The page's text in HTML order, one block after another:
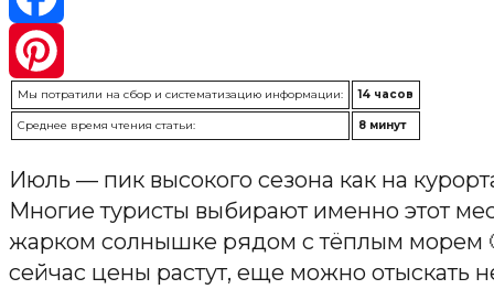
Мы потратили на сбор и систематизацию информации: 14 часов
Среднее время чтения статьи: 8 минут
Июль — пик высокого сезона как на
Многие туристы выбирают именно этот
жарком солнышке рядом с тёплым морем
сейчас цены растут, еще можно отыскать